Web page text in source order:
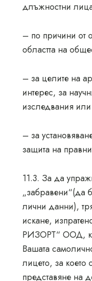
длъжностни
– по причини от
областта на
– за целите на
интерес, за
изследвания или
– за
защита на
11.3. За да
„забравени“(да
лични данни),
искане,
РИЗОРТ“ ООД,
Вашата
лицето, за което
представяне на